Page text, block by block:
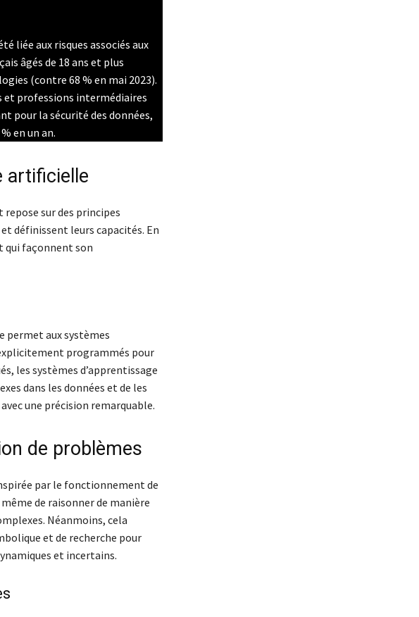
liée aux risques associés aux
âgés de 18 ans et plus
(contre 68 % en mai 2023).
et professions intermédiaires
pour la sécurité des données,
en un an.
artificielle
repose sur des principes
définissent leurs capacités. En
qui façonnent son
permet aux systèmes
programmés pour
les systèmes d’apprentissage
dans les données et de les
une précision remarquable.
de problèmes
par le fonctionnement de
de raisonner de manière
Néanmoins, cela
et de recherche pour
et incertains.